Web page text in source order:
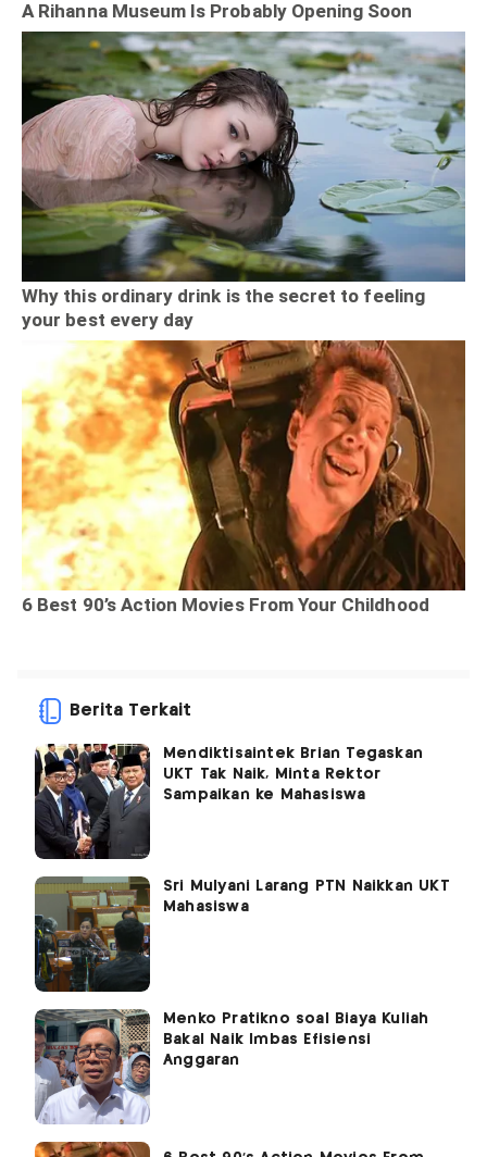
Berita Terkait
Mendiktisaintek Brian Tegaskan
UKT Tak Naik, Minta Rektor
Sampaikan ke Mahasiswa
Sri Mulyani Larang PTN Naikkan UKT
Mahasiswa
Menko Pratikno soal Biaya Kuliah
Bakal Naik Imbas Efisiensi
Anggaran